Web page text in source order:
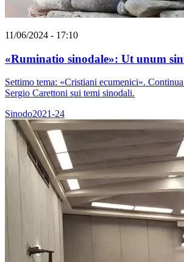
11/06/2024 - 17:10
«Ruminatio sinodale»: Ut unum
Settimo tema: «Cristiani ecumenici».
Sergio Carettoni sui temi sinodali.
Sinodo2021-24